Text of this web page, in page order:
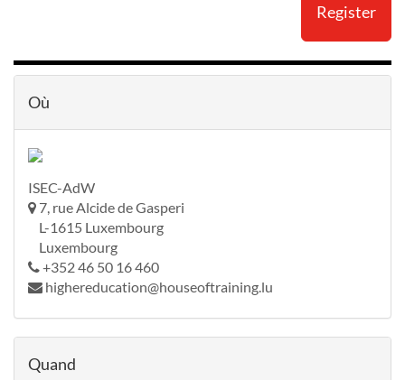
Register
Où
ISEC-AdW
7, rue Alcide de Gasperi
L-1615 Luxembourg
Luxembourg
+352 46 50 16 460
highereducation@houseoftraining.lu
Quand